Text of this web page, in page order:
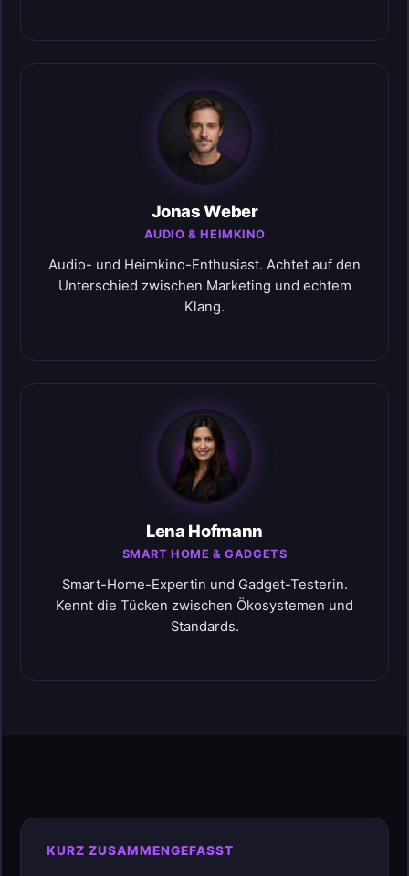
Jonas Weber
AUDIO & HEIMKINO
Audio- und Heimkino-Enthusiast. Achtet auf den
Unterschied zwischen Marketing und echtem
Klang.
Lena Hofmann
SMART HOME & GADGETS
Smart-Home-Expertin und Gadget-Testerin.
Kennt die Tücken zwischen Ökosystemen und
Standards.
KURZ ZUSAMMENGEFASST